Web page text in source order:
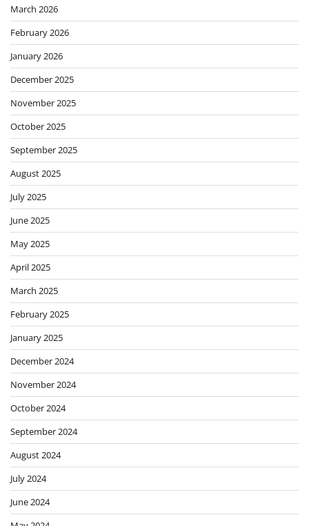
March 2026
February 2026
January 2026
December 2025
November 2025
October 2025
September 2025
August 2025
July 2025
June 2025
May 2025
April 2025
March 2025
February 2025
January 2025
December 2024
November 2024
October 2024
September 2024
August 2024
July 2024
June 2024